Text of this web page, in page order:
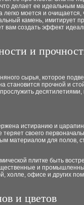
делает ее идеальным
моется и очищается,
камень, имитирует
вам создать эффект
и
сырья, которое
становится прочной и
десятилетиями,
истиранию и
своего
материалом для полов,
плитке быть
и
холле, офисе и других
и цветов